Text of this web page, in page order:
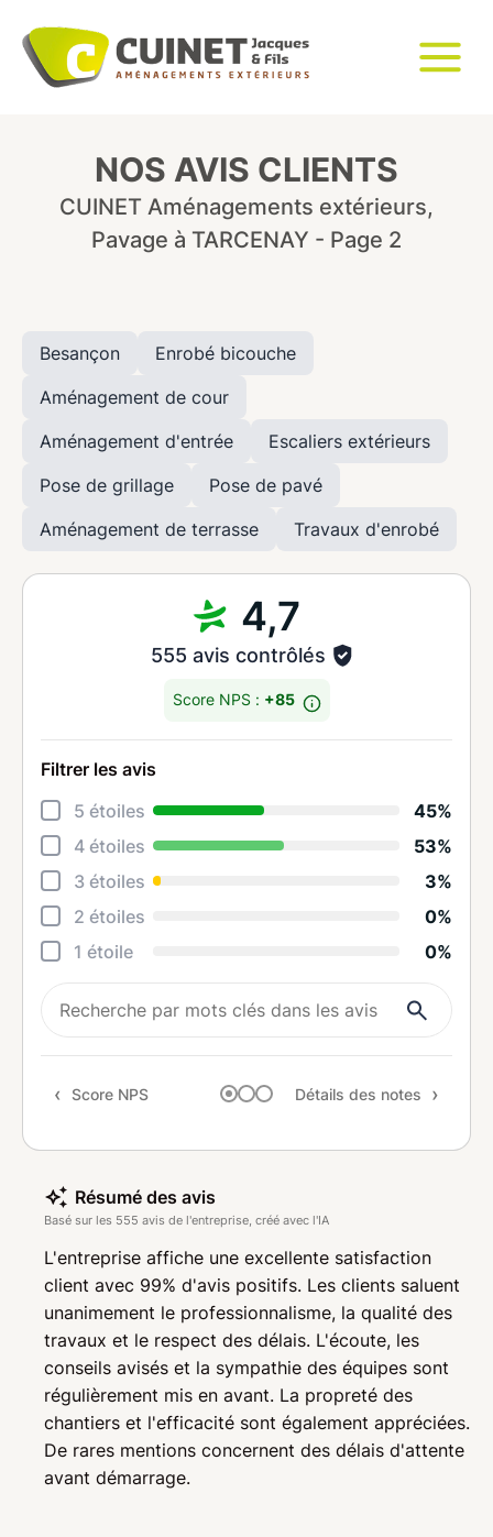
CUINET Aménagements extérieurs,
Pavage à TARCENAY - Page 2
NOS AVIS CLIENTS
Besançon
Enrobé bicouche
Aménagement de cour
Aménagement d'entrée
Escaliers extérieurs
Pose de grillage
Pose de pavé
Aménagement de terrasse
Travaux d'enrobé
4,7
555 avis contrôlés
Score NPS : +85
Filtrer les avis
5 étoiles
45%
4 étoiles
53%
3 étoiles
3%
2 étoiles
0%
1 étoile
0%
Score NPS Détails des notes
Résumé des avis
Basé sur les 555 avis de l'entreprise, créé avec l'IA
L'entreprise affiche une excellente satisfaction
client avec 99% d'avis positifs. Les clients saluent
unanimement le professionnalisme, la qualité des
travaux et le respect des délais. L'écoute, les
conseils avisés et la sympathie des équipes sont
régulièrement mis en avant. La propreté des
chantiers et l'efficacité sont également appréciées.
De rares mentions concernent des délais d'attente
avant démarrage.